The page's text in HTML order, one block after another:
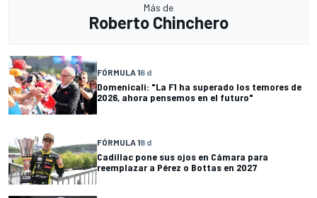
Más de
Roberto Chinchero
FÓRMULA 16 d
Domenicali: "La F1 ha superado los temores de
2026, ahora pensemos en el futuro"
FÓRMULA 18 d
Cadillac pone sus ojos en Cámara para
reemplazar a Pérez o Bottas en 2027